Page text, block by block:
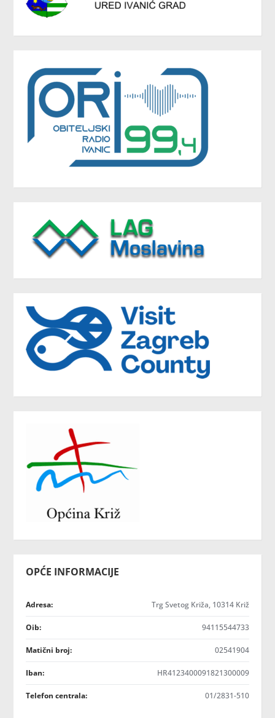
OPĆE INFORMACIJE
Adresa: Trg Svetog Križa, 10314 Križ
Oib: 94115544733
Matični broj: 02541904
Iban: HR4123400091821300009
Telefon centrala: 01/2831-510